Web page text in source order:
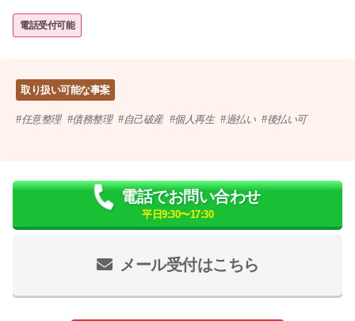
電話受付可能
取り扱い可能な事案
任意整理 債務整理 自己破産 個人再生 過払い 後払い可
メール受付はこちら
電話でお問い合わせ
平日9:30〜17:30